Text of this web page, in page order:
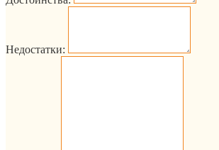
Недостатки: